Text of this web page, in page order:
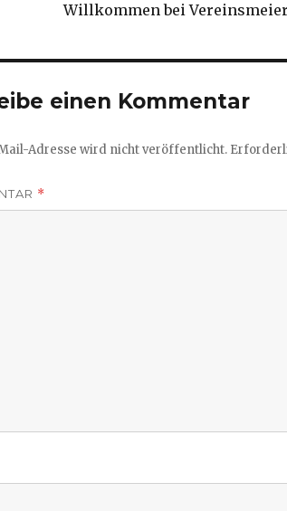
Willkommen bei
einen Kommentar
Adresse wird nicht veröffentlicht.
*